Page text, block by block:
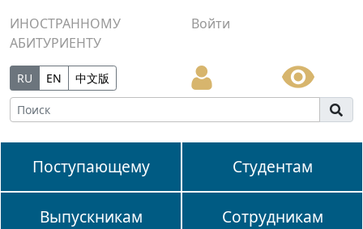
ИНОСТРАННОМУ
АБИТУРИЕНТУ
Войти
RU EN 中文版
Поступающему Студентам
Выпускникам Сотрудникам